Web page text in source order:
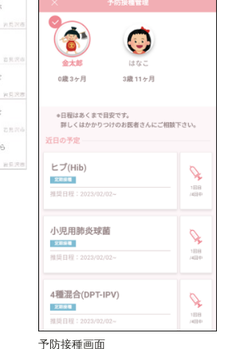
予防接種画面